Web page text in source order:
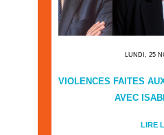
LUNDI, 25
VIOLENCES FAITES
AVEC
LIRE